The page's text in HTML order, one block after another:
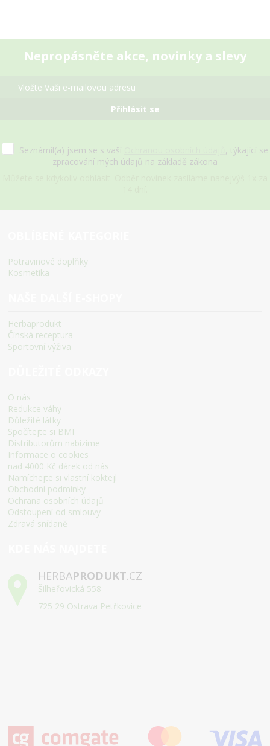
Nepropásněte akce, novinky a slevy
Přihlásit se
Seznámil(a) jsem se s vaší
, týkající se
zpracování mých údajů na základě zákona
Potravinové doplňky
Kosmetika
Herbaprodukt
Čínská receptura
Sportovní výživa
O nás
Redukce váhy
Důležité látky
Spočítejte si BMI
Distributorům nabízíme
Informace o cookies
nad 4000 Kč dárek od nás
Namíchejte si vlastní koktejl
Obchodní podmínky
Ochrana osobních údajů
Odstoupení od smlouvy
Zdravá snídaně
HERBAPRODUKT.CZ
Šilheřovická 558
725 29 Ostrava Petřkovice